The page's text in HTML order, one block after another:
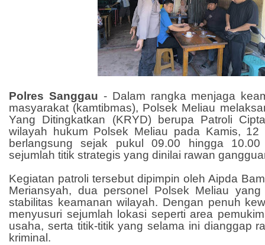
Polres Sanggau - Dalam rangka menjaga
masyarakat (kamtibmas), Polsek Meliau
Yang Ditingkatkan (KRYD) berupa Patroli
wilayah hukum Polsek Meliau pada Kamis,
berlangsung sejak pukul 09.00 hingga
sejumlah titik strategis yang dinilai rawan
Kegiatan patroli tersebut dipimpin oleh Aipda
Meriansyah, dua personel Polsek Meliau
stabilitas keamanan wilayah. Dengan penuh
menyusuri sejumlah lokasi seperti area
usaha, serta titik-titik yang selama ini dianggap
kriminal.